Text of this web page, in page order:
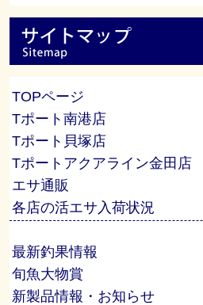
TOPページ
Tポート南港店
Tポート貝塚店
Tポートアクアライン金田店
エサ通販
各店の活エサ入荷状況
最新釣果情報
旬魚大物賞
新製品情報・お知らせ